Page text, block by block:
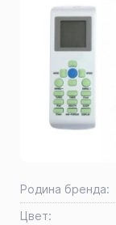
Родина бренда:
Цвет: